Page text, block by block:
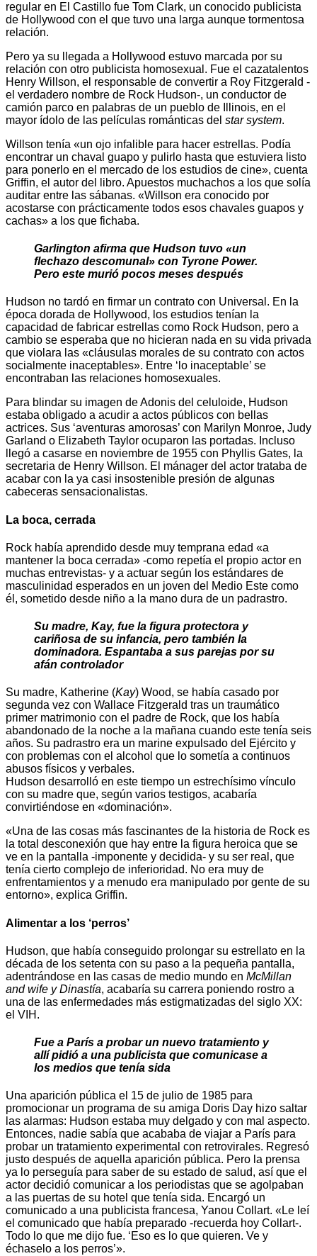
regular en El Castillo fue Tom Clark, un conocido publicista
de Hollywood con el que tuvo una larga aunque tormentosa
relación.
Pero ya su llegada a Hollywood estuvo marcada por su
relación con otro publicista homosexual. Fue el cazatalentos
Henry Willson, el responsable de convertir a Roy Fitzgerald -
el verdadero nombre de Rock Hudson-, un conductor de
camión parco en palabras de un pueblo de Illinois, en el
mayor ídolo de las películas románticas del star system.
Willson tenía «un ojo infalible para hacer estrellas. Podía
encontrar un chaval guapo y pulirlo hasta que estuviera listo
para ponerlo en el mercado de los estudios de cine», cuenta
Griffin, el autor del libro. Apuestos muchachos a los que solía
auditar entre las sábanas. «Willson era conocido por
acostarse con prácticamente todos esos chavales guapos y
cachas» a los que fichaba.
Garlington afirma que Hudson tuvo «un
flechazo descomunal» con Tyrone Power.
Pero este murió pocos meses después
Hudson no tardó en firmar un contrato con Universal. En la
época dorada de Hollywood, los estudios tenían la
capacidad de fabricar estrellas como Rock Hudson, pero a
cambio se esperaba que no hicieran nada en su vida privada
que violara las «cláusulas morales de su contrato con actos
socialmente inaceptables». Entre ‘lo inaceptable’ se
encontraban las relaciones homosexuales.
Para blindar su imagen de Adonis del celuloide, Hudson
estaba obligado a acudir a actos públicos con bellas
actrices. Sus ‘aventuras amorosas’ con Marilyn Monroe, Judy
Garland o Elizabeth Taylor ocuparon las portadas. Incluso
llegó a casarse en noviembre de 1955 con Phyllis Gates, la
secretaria de Henry Willson. El mánager del actor trataba de
acabar con la ya casi insostenible presión de algunas
cabeceras sensacionalistas.
La boca, cerrada
Rock había aprendido desde muy temprana edad «a
mantener la boca cerrada» -como repetía el propio actor en
muchas entrevistas- y a actuar según los estándares de
masculinidad esperados en un joven del Medio Este como
él, sometido desde niño a la mano dura de un padrastro.
Su madre, Kay, fue la figura protectora y
cariñosa de su infancia, pero también la
dominadora. Espantaba a sus parejas por su
afán controlador
Su madre, Katherine (Kay) Wood, se había casado por
segunda vez con Wallace Fitzgerald tras un traumático
primer matrimonio con el padre de Rock, que los había
abandonado de la noche a la mañana cuando este tenía seis
años. Su padrastro era un marine expulsado del Ejército y
con problemas con el alcohol que lo sometía a continuos
abusos físicos y verbales.
Hudson desarrolló en este tiempo un estrechísimo vínculo
con su madre que, según varios testigos, acabaría
convirtiéndose en «dominación».
«Una de las cosas más fascinantes de la historia de Rock es
la total desconexión que hay entre la figura heroica que se
ve en la pantalla -imponente y decidida- y su ser real, que
tenía cierto complejo de inferioridad. No era muy de
enfrentamientos y a menudo era manipulado por gente de su
entorno», explica Griffin.
Alimentar a los ‘perros’
Hudson, que había conseguido prolongar su estrellato en la
década de los setenta con su paso a la pequeña pantalla,
adentrándose en las casas de medio mundo en McMillan
and wife y Dinastía, acabaría su carrera poniendo rostro a
una de las enfermedades más estigmatizadas del siglo XX:
el VIH.
Fue a París a probar un nuevo tratamiento y
allí pidió a una publicista que comunicase a
los medios que tenía sida
Una aparición pública el 15 de julio de 1985 para
promocionar un programa de su amiga Doris Day hizo saltar
las alarmas: Hudson estaba muy delgado y con mal aspecto.
Entonces, nadie sabía que acababa de viajar a París para
probar un tratamiento experimental con retrovirales. Regresó
justo después de aquella aparición pública. Pero la prensa
ya lo perseguía para saber de su estado de salud, así que el
actor decidió comunicar a los periodistas que se agolpaban
a las puertas de su hotel que tenía sida. Encargó un
comunicado a una publicista francesa, Yanou Collart. «Le leí
el comunicado que había preparado -recuerda hoy Collart-.
Todo lo que me dijo fue. ‘Eso es lo que quieren. Ve y
échaselo a los perros’».